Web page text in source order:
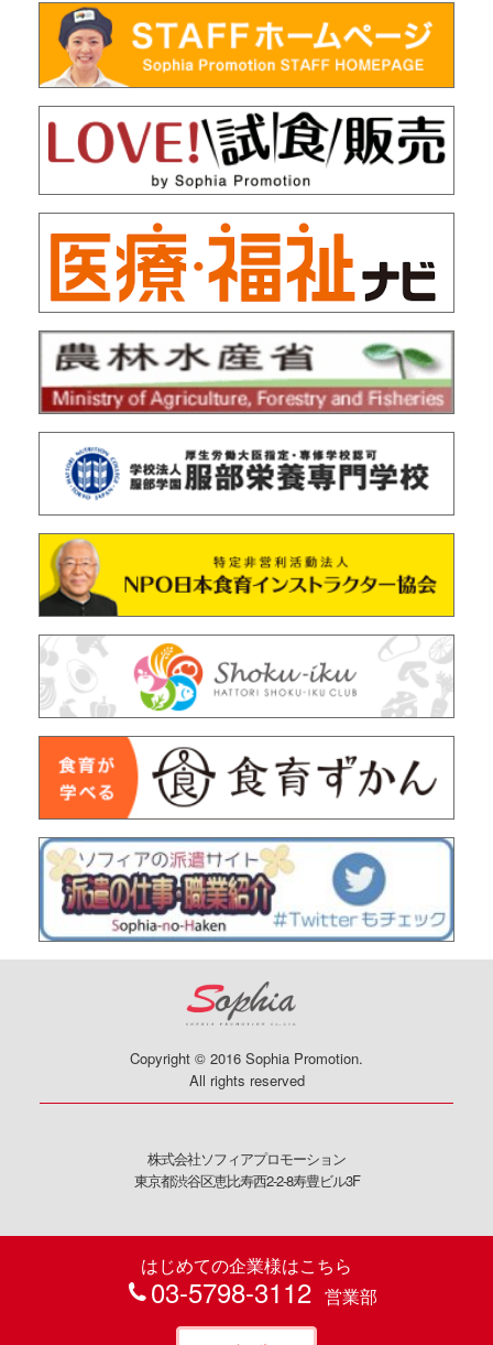
Copyright © 2016 Sophia Promotion.
All rights reserved
株式会社ソフィアプロモーション
東京都渋谷区恵比寿西2-2-8寿豊ビル3F
はじめての企業様はこちら
03-5798-3112 営業部